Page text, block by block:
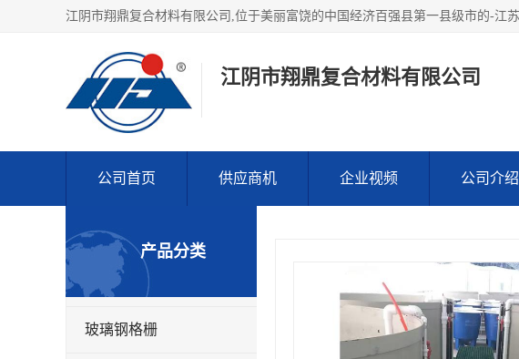
江阴市翔鼎复合材料有限公司
公司首页 供应商机 企业视频 公司介绍
产品分类
玻璃钢格栅